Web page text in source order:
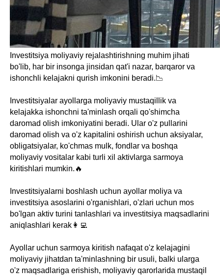
Investitsiya moliyaviy rejalashtirishning muhim jihati
bo'lib, har bir insonga jinsidan qat'i nazar, barqaror va
ishonchli kelajakni qurish imkonini beradi.📉
Investitsiyalar ayollarga moliyaviy mustaqillik va
kelajakka ishonchni ta'minlash orqali qo'shimcha
daromad olish imkoniyatini beradi. Ular o'z pullarini
daromad olish va o'z kapitalini oshirish uchun aksiyalar,
obligatsiyalar, ko'chmas mulk, fondlar va boshqa
moliyaviy vositalar kabi turli xil aktivlarga sarmoya
kiritishlari mumkin.🔥
Investitsiyalarni boshlash uchun ayollar moliya va
investitsiya asoslarini o'rganishlari, o'zlari uchun mos
bo'lgan aktiv turini tanlashlari va investitsiya maqsadlarini
aniqlashlari kerak👩‍💻
Ayollar uchun sarmoya kiritish nafaqat o'z kelajagini
moliyaviy jihatdan ta'minlashning bir usuli, balki ularga
o'z maqsadlariga erishish, moliyaviy qarorlarida mustaqil